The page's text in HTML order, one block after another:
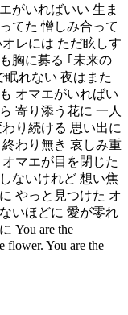
がいればいい 生ま
てた 憎しみ合って
レには ただ眩しす
胸に募る ｢未来の
れない 夜はまた
オマエがいればい
寄り添う花に 一人
り続ける 思い出に
わり無き 哀しみ重
マエが目を閉じた
ないけれど 想い焦
やっと見つけた オ
いほどに 愛が零れ
You are the
flower. You are the